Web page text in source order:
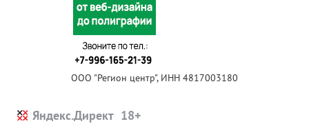
ООО "Регион центр", ИНН 4817003180
Яндекс.Директ